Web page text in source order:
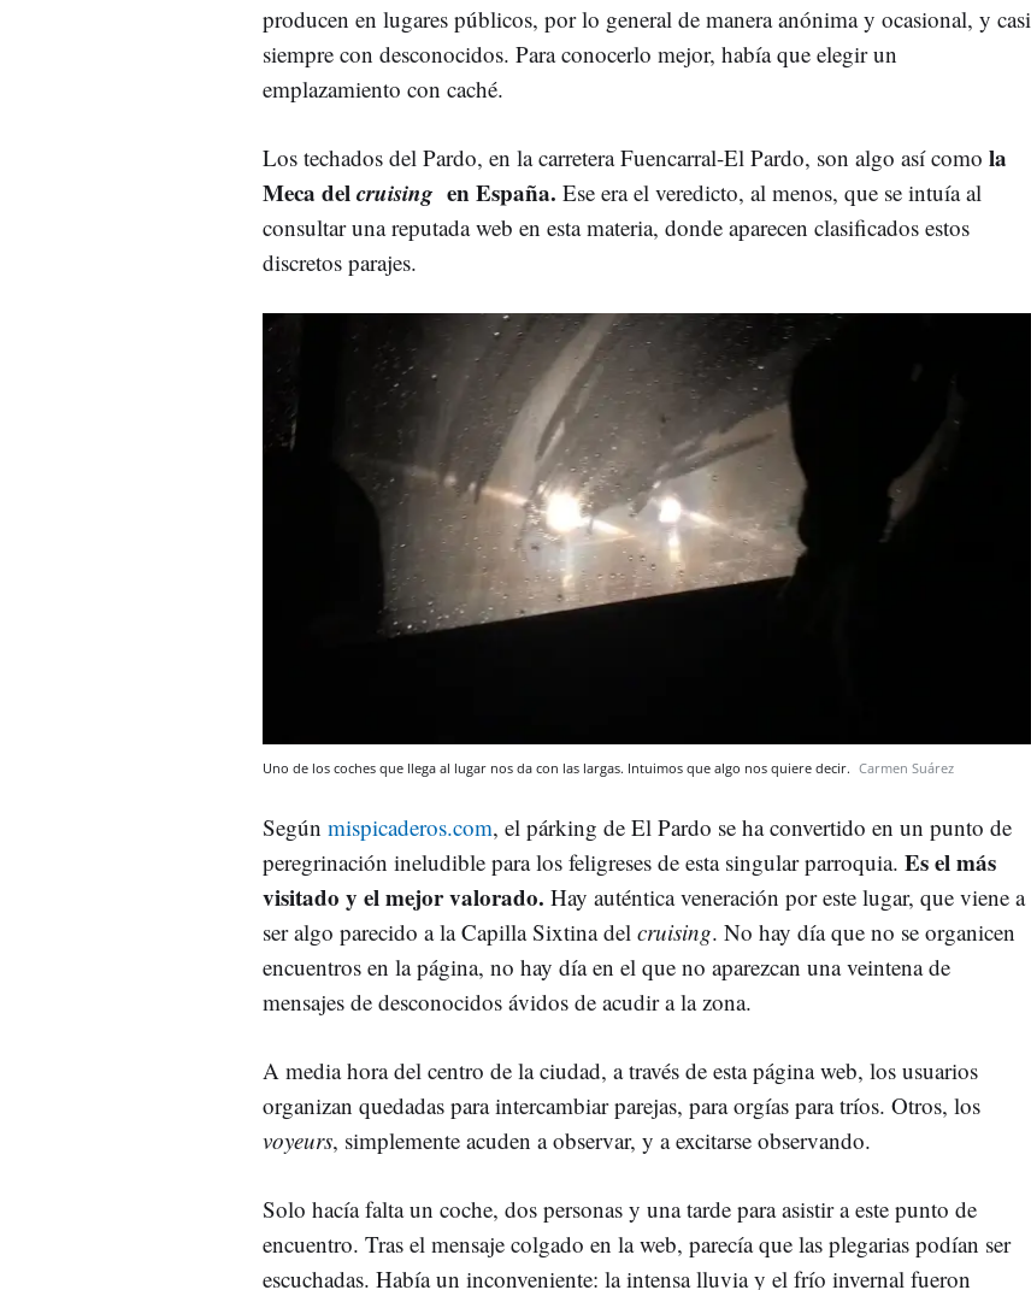
producen en lugares públicos, por lo general de manera anónima y ocasional, y casi
siempre con desconocidos. Para conocerlo mejor, había que elegir un
emplazamiento con caché.
Los techados del Pardo, en la carretera Fuencarral-El Pardo, son algo así como la
Meca delcruising en España. Ese era el veredicto, al menos, que se intuía al
consultar una reputada web en esta materia, donde aparecen clasificados estos
discretos parajes.
Uno de los coches que llega al lugar nos da con las largas. Intuimos que algo nos quiere decir. Carmen Suárez
Según mispicaderos.com, el párking de El Pardo se ha convertido en un punto de
peregrinación ineludible para los feligreses de esta singular parroquia. Es el más
visitado y el mejor valorado. Hay auténtica veneración por este lugar, que viene a
ser algo parecido a la Capilla Sixtina del cruising. No hay día que no se organicen
encuentros en la página, no hay día en el que no aparezcan una veintena de
mensajes de desconocidos ávidos de acudir a la zona.
A media hora del centro de la ciudad, a través de esta página web, los usuarios
organizan quedadas para intercambiar parejas, para orgías para tríos. Otros, los
voyeurs, simplemente acuden a observar, y a excitarse observando.
Solo hacía falta un coche, dos personas y una tarde para asistir a este punto de
encuentro. Tras el mensaje colgado en la web, parecía que las plegarias podían ser
escuchadas. Había un inconveniente: la intensa lluvia y el frío invernal fueron